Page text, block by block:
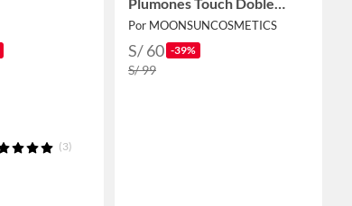
(3)
Punta
Por MOONSUNCOSMETICS
S/ 60 -39%
S/ 99